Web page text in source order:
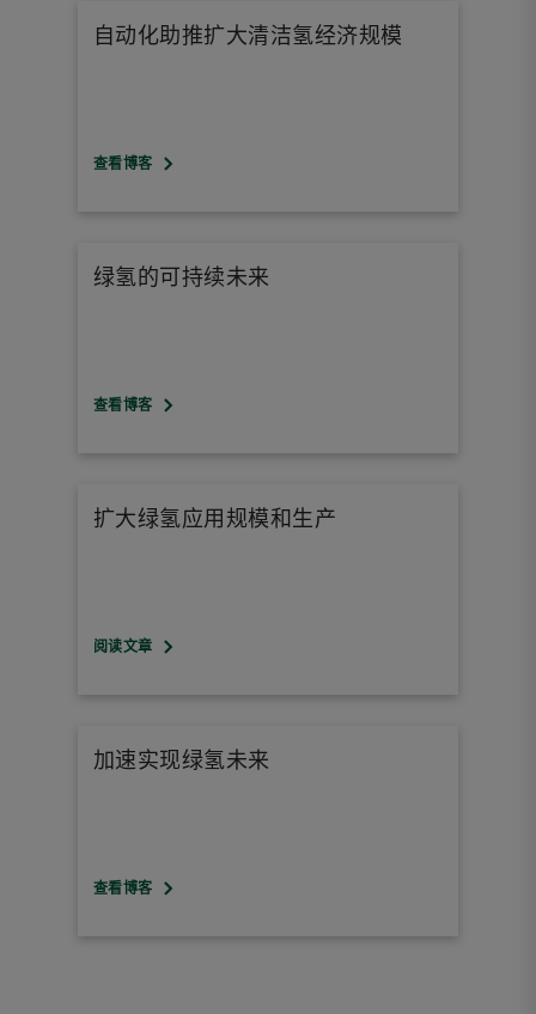
自动化助推扩大清洁氢经济规模
查看博客
绿氢的可持续未来
查看博客
扩大绿氢应用规模和生产
阅读文章
加速实现绿氢未来
查看博客